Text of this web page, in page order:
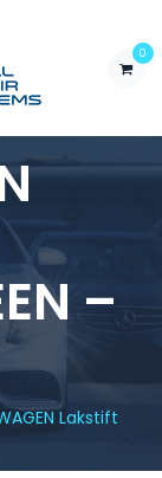
0
–
Lakstift